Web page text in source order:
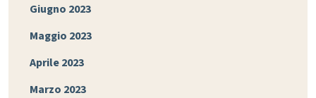
Giugno 2023
Maggio 2023
Aprile 2023
Marzo 2023